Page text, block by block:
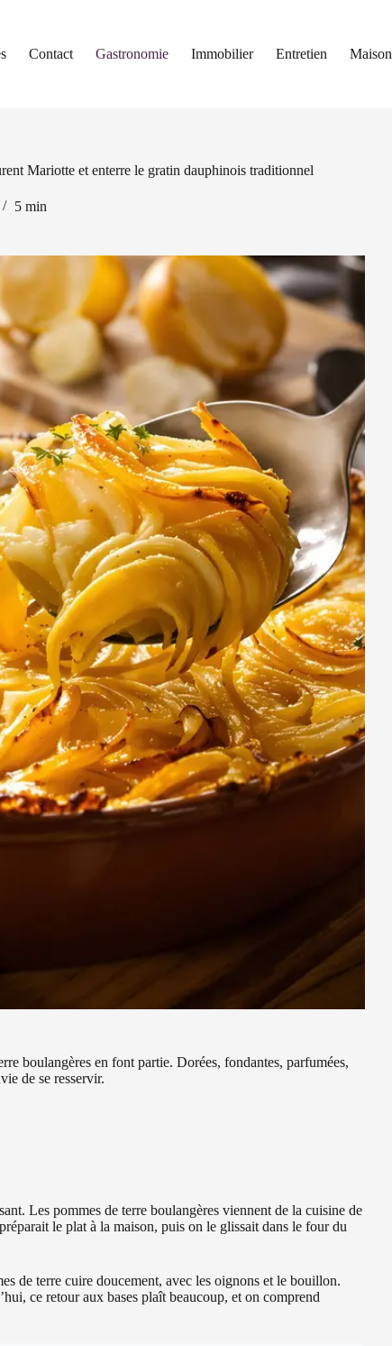
Contact Gastronomie Immobilier Entretien Maison
Mariotte et enterre le gratin dauphinois traditionnel
5 min
boulangères en font partie. Dorées, fondantes, parfumées,
de se resservir.
Les pommes de terre boulangères viennent de la cuisine de
le plat à la maison, puis on le glissait dans le four du
de terre cuire doucement, avec les oignons et le bouillon.
ce retour aux bases plaît beaucoup, et on comprend